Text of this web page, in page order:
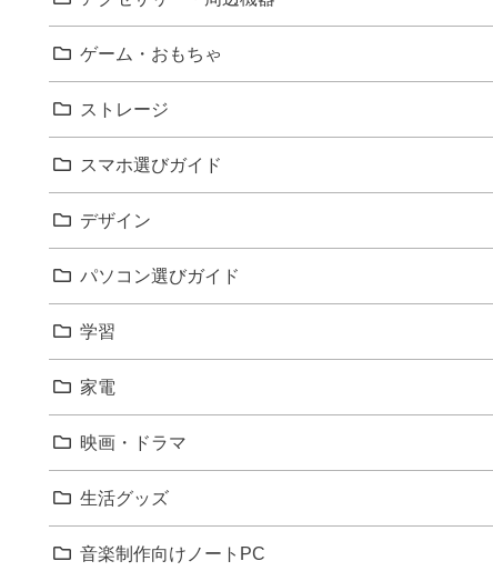
ゲーム・おもちゃ
ストレージ
スマホ選びガイド
デザイン
パソコン選びガイド
学習
家電
映画・ドラマ
生活グッズ
音楽制作向けノートPC